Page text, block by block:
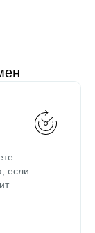
если